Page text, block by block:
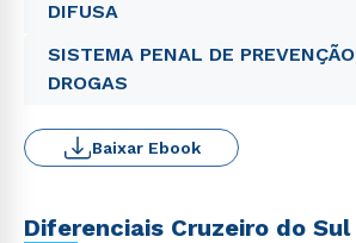
DIFUSA
SISTEMA PENAL DE
DROGAS
Baixar Ebook
Diferenciais Cruzeiro do Sul